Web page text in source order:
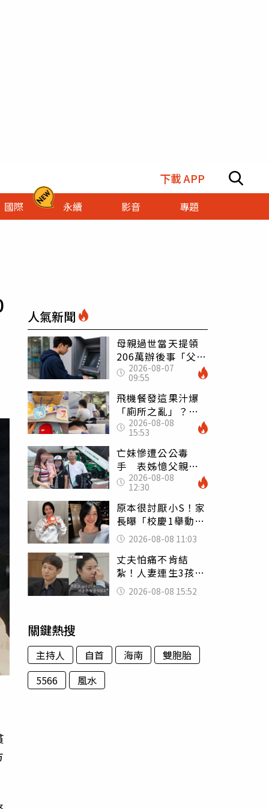
下載 APP
國際 永續 影音 專題
人氣新聞
母親過世當天提領
206萬辦後事「父子
遭判刑」 律師：
搶錢先下手是罪
2026-08-07
09:55
飛機餐發這果汁爆
「廁所之亂」？乘
客崩潰：差點丟大
臉 醫揭3類人別亂
喝
2026-08-08
15:53
亡妹慘遭公公毒
手 表姊憶父親節
前夕：小舅舅仍到
殯儀館陪她說話
2026-08-08
12:30
原本很討厭小S！家
長曝「校慶1舉動」
讓她徹底改觀 網
友洗版認證
2026-08-08 11:03
丈夫怕痛不肯結
紮！人妻連生3孩
控遭家暴淚喊：真
的好累
2026-08-08 15:52
關鍵熱搜
主持人 自首 海南
雙胞胎
5566
風水